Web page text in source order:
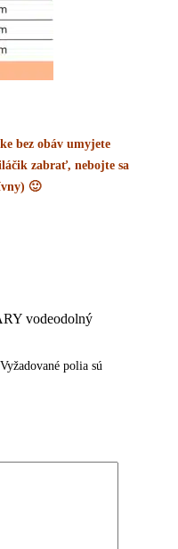
bez obáv umyjete
zabrať, nebojte sa
🙂
vodeodolný
Vyžadované polia sú